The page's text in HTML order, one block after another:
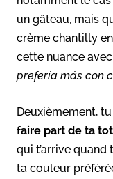
un gâteau, mais
crème chantilly
cette nuance
prefería más con
Deuxièmement,
faire part de ta
qui t’arrive quand
ta couleur